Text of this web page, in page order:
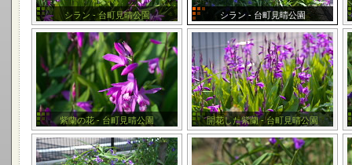
シラン - 台町見晴公園 シラン - 台町見晴公園
紫蘭の花 - 台町見晴公園 開花した紫蘭 - 台町見晴公園